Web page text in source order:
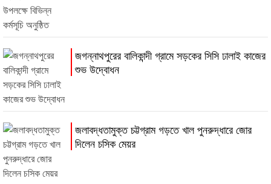
জগন্নাথপুরের বালিকান্দী গ্রামে সড়কের সিসি ঢালাই কাজের
শুভ উদ্বোধন
জলাবদ্ধতামুক্ত চট্টগ্রাম গড়তে খাল পুনরুদ্ধারে জোর
দিলেন চসিক মেয়র